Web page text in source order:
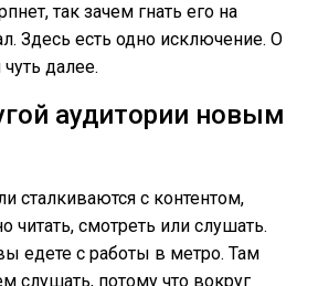
так зачем гнать его на
Здесь есть одно исключение. О
далее.
аудитории новым
сталкиваются с контентом,
читать, смотреть или слушать.
едете с работы в метро. Там
слушать, потому что вокруг